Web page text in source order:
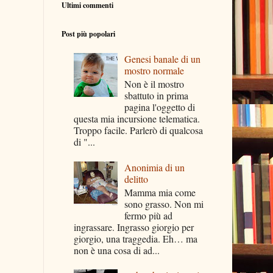
Ultimi commenti
Post più popolari
Genesi banale di un
mostro normale
Non è il mostro
sbattuto in prima
pagina l'oggetto di
questa mia incursione telematica.
Troppo facile. Parlerò di qualcosa
di "...
Anonimia di un
delitto
Mamma mia come
sono grasso. Non mi
fermo più ad
ingrassare. Ingrasso giorgio per
giorgio, una traggedia. Eh… ma
non è una cosa di ad...